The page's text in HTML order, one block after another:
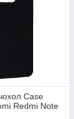
Case
Redmi Note